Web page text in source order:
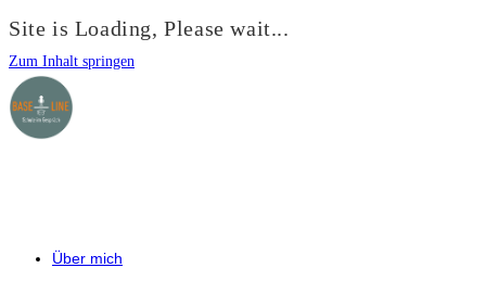
Site is Loading, Please wait...
Zum Inhalt springen
Über mich